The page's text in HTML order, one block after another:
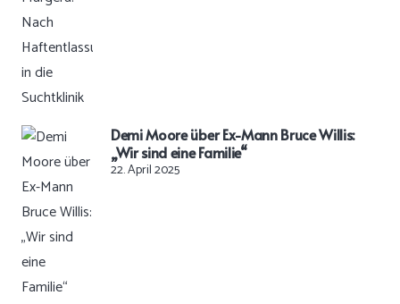
Demi Moore über Ex-Mann Bruce Willis:
„Wir sind eine Familie“
22. April 2025